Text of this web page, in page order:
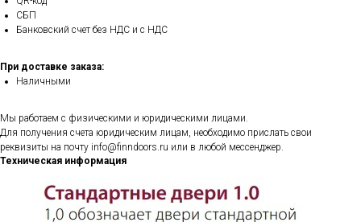
СБП
Банковский счет без НДС и с НДС
При доставке заказа:
Наличными
Мы работаем с физическими и юридическими лицами.
Для получения счета юридическим лицам, необходимо прислать свои
реквизиты на почту info@finndoors.ru или в любой мессенджер.
Техническая информация